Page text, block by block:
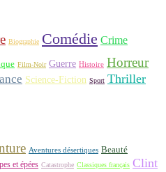
Biographie Comédie Crime
Film-Noir Guerre Histoire Horreur
Science-Fiction Sport Thriller
Aventures désertiques Beauté
et épées Catastrophe Classiques français Clint